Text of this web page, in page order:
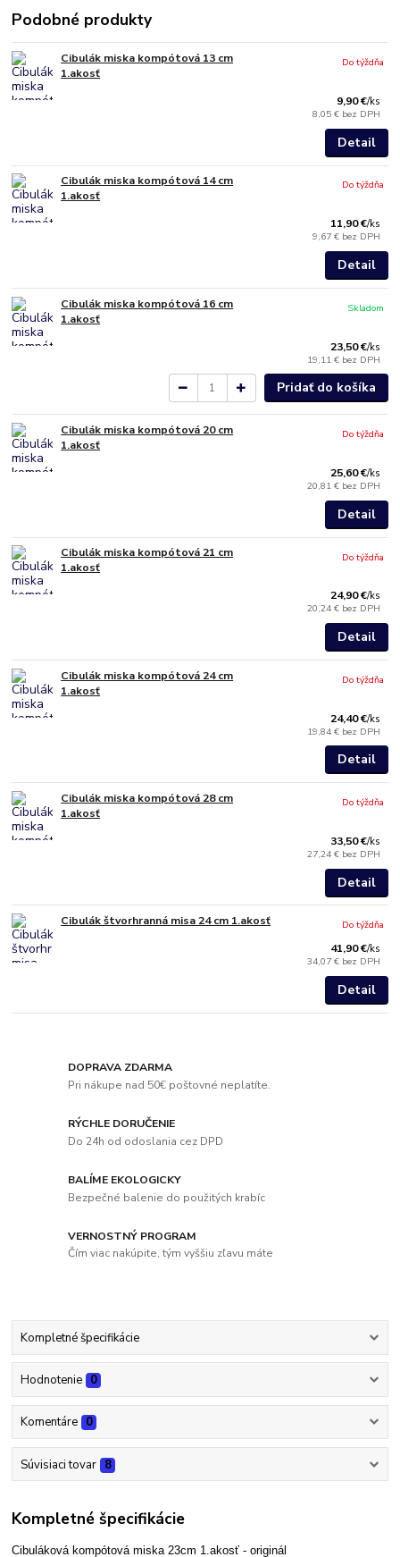
Podobné produkty
Cibulák miska kompótová 13 cm
1.akosť
9,90 €/ks
8,05 € bez DPH
Do týždňa
Detail
Cibulák miska kompótová 14 cm
1.akosť
11,90 €/ks
9,67 € bez DPH
Do týždňa
Detail
Cibulák miska kompótová 16 cm
1.akosť
23,50 €/ks
19,11 € bez DPH
Skladom
Pridať do košíka
Cibulák miska kompótová 20 cm
1.akosť
25,60 €/ks
20,81 € bez DPH
Do týždňa
Detail
Cibulák miska kompótová 21 cm
1.akosť
24,90 €/ks
20,24 € bez DPH
Do týždňa
Detail
Cibulák miska kompótová 24 cm
1.akosť
24,40 €/ks
19,84 € bez DPH
Do týždňa
Detail
Cibulák miska kompótová 28 cm
1.akosť
33,50 €/ks
27,24 € bez DPH
Do týždňa
Detail
Cibulák štvorhranná misa 24 cm 1.akosť
41,90 €/ks
34,07 € bez DPH
Do týždňa
Detail
DOPRAVA ZDARMA
Pri nákupe nad 50€ poštovné neplatíte.
RÝCHLE DORUČENIE
Do 24h od odoslania cez DPD
BALÍME EKOLOGICKY
Bezpečné balenie do použitých krabíc
VERNOSTNÝ PROGRAM
Čím viac nakúpite, tým vyššiu zľavu máte
Kompletné špecifikácie
Hodnotenie 0
Komentáre 0
Súvisiaci tovar 8
Kompletné špecifikácie
Cibuláková kompótová miska 23cm 1.akosť - originál